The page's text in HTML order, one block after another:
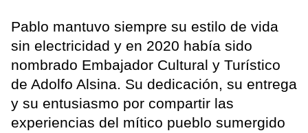
Pablo mantuvo siempre su estilo de vida
sin electricidad y en 2020 había sido
nombrado Embajador Cultural y Turístico
de Adolfo Alsina. Su dedicación, su entrega
y su entusiasmo por compartir las
experiencias del mítico pueblo sumergido